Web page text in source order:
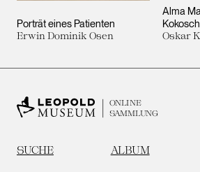
Porträt eines Patienten
Erwin Dominik Osen
Alma
Oskar
ONLINE
SAMMLUNG
SUCHE ALBUM